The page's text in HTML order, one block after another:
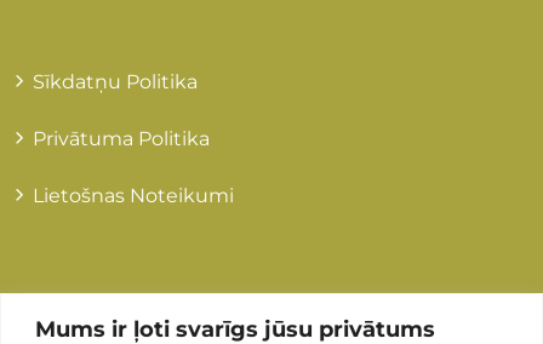
Mums ir ļoti svarīgs jūsu privātums
Sīkdatņu Politika
Privātuma Politika
Lietošnas Noteikumi
Kontakti